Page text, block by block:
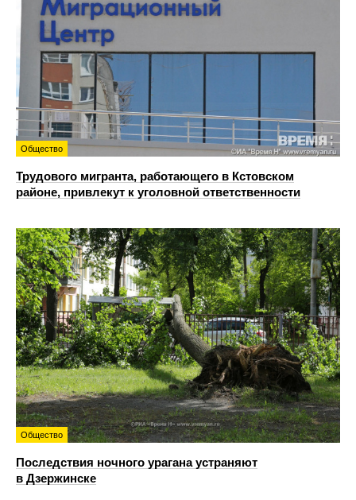
Общество
Трудового мигранта, работающего в Кстовском
районе, привлекут к уголовной ответственности
Общество
Последствия ночного урагана устраняют
в Дзержинске